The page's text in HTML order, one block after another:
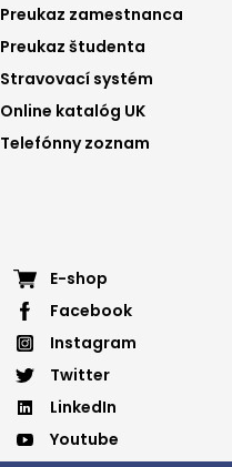
Footer
menu
2
Preukaz zamestnanca
Preukaz študenta
Stravovací systém
Online katalóg UK
Telefónny zoznam
Footer
menu
4
E-shop
Facebook
Instagram
Twitter
LinkedIn
Youtube